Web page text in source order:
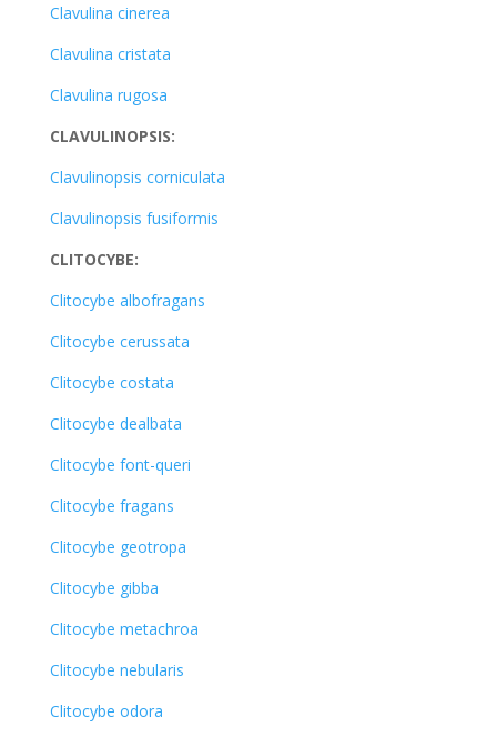
Clavulina cinerea
Clavulina cristata
Clavulina rugosa
CLAVULINOPSIS:
Clavulinopsis corniculata
Clavulinopsis fusiformis
CLITOCYBE:
Clitocybe albofragans
Clitocybe cerussata
Clitocybe costata
Clitocybe dealbata
Clitocybe font-queri
Clitocybe fragans
Clitocybe geotropa
Clitocybe gibba
Clitocybe metachroa
Clitocybe nebularis
Clitocybe odora